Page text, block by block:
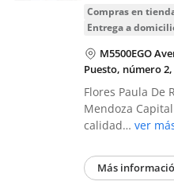
compras en
entrega a
M5500EGO
Puesto, número
Flores Paula De
Mendoza
calidad… ver
Más